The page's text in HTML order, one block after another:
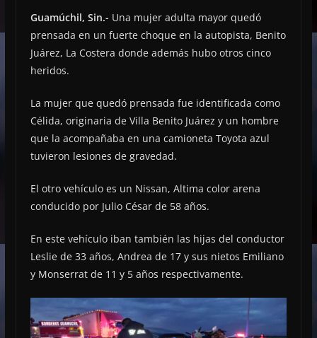
Guamúchil, Sin.- Una mujer adulta mayor quedó
prensada en un fuerte choque en la autopista, Benito
Juárez, La Costera donde además hubo otros cinco
heridos.
La mujer que quedó prensada fue identificada como
Célida, originaria de Villa Benito Juárez y un hombre
que la acompañaba en una camioneta Toyota azul
tuvieron lesiones de gravedad.
El otro vehículo es un Nissan, Altima color arena
conducido por Julio César de 58 años.
En este vehículo iban también las hijas del conductor
Leslie de 33 años, Andrea de 17 y sus nietos Emiliano
y Monserrat de 11 y 5 años respectivamente.